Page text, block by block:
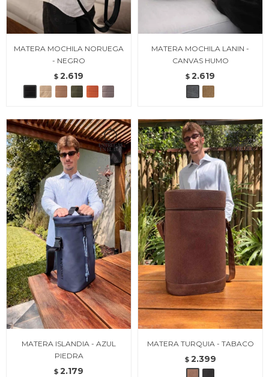
MATERA MOCHILA NORUEGA
- NEGRO
$ 2.619
MATERA MOCHILA LANIN -
CANVAS HUMO
$ 2.619
MATERA ISLANDIA - AZUL
PIEDRA
$ 2.179
MATERA TURQUIA - TABACO
$ 2.399